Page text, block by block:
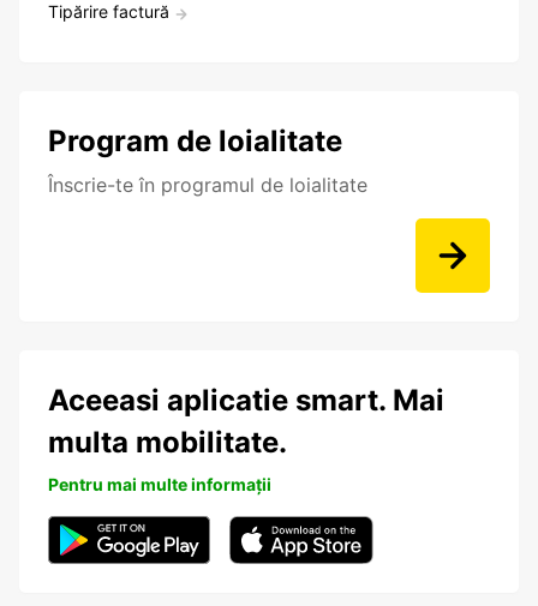
Tipărire factură
Program de loialitate
Înscrie-te în programul de loialitate
Aceeasi aplicatie smart. Mai
multa mobilitate.
Pentru mai multe informații